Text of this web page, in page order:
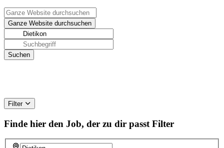
Filter
Finde hier den Job, der zu dir passt Filter